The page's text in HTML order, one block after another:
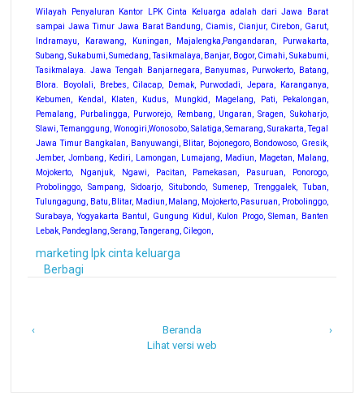
Wilayah Penyaluran Kantor LPK Cinta Keluarga adalah dari Jawa Barat
sampai Jawa Timur Jawa Barat Bandung, Ciamis, Cianjur, Cirebon, Garut,
Indramayu, Karawang, Kuningan, Majalengka,Pangandaran, Purwakarta,
Subang, Sukabumi, Sumedang, Tasikmalaya, Banjar, Bogor, Cimahi, Sukabumi,
Tasikmalaya. Jawa Tengah Banjarnegara, Banyumas, Purwokerto, Batang,
Blora. Boyolali, Brebes, Cilacap, Demak, Purwodadi, Jepara, Karanganya,
Kebumen, Kendal, Klaten, Kudus, Mungkid, Magelang, Pati, Pekalongan,
Pemalang, Purbalingga, Purworejo, Rembang, Ungaran, Sragen, Sukoharjo,
Slawi, Temanggung, Wonogiri,Wonosobo, Salatiga, Semarang, Surakarta, Tegal
Jawa Timur Bangkalan, Banyuwangi, Blitar, Bojonegoro, Bondowoso, Gresik,
Jember, Jombang, Kediri, Lamongan, Lumajang, Madiun, Magetan, Malang,
Mojokerto, Nganjuk, Ngawi, Pacitan, Pamekasan, Pasuruan, Ponorogo,
Probolinggo, Sampang, Sidoarjo, Situbondo, Sumenep, Trenggalek, Tuban,
Tulungagung, Batu, Blitar, Madiun, Malang, Mojokerto, Pasuruan, Probolinggo,
Surabaya, Yogyakarta Bantul, Gungung Kidul, Kulon Progo, Sleman, Banten
Lebak, Pandeglang, Serang, Tangerang, Cilegon,
marketing lpk cinta keluarga
Berbagi
‹ ›
Beranda
Lihat versi web